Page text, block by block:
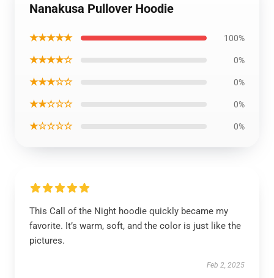
Nanakusa Pullover Hoodie
★★★★★ 100%
★★★★☆ 0%
★★★☆☆ 0%
★★☆☆☆ 0%
★☆☆☆☆ 0%
This Call of the Night hoodie quickly became my
favorite. It’s warm, soft, and the color is just like the
pictures.
Feb 2, 2025